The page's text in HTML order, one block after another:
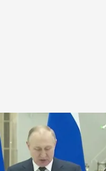
Chema Gil, analista de seguridad
Todo es mentira
13 SEP 2022 - 17:41h.